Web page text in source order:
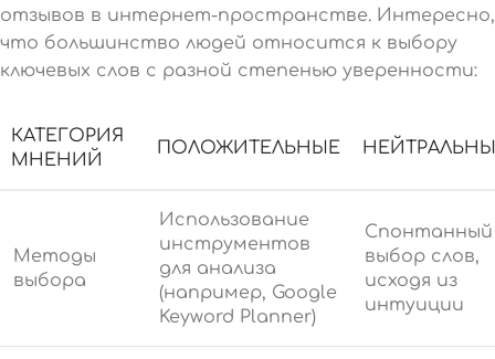
отзывов в интернет-пространстве. Интересно,
что большинство людей относится к выбору
ключевых слов с разной степенью уверенности:
КАТЕГОРИЯ
МНЕНИЙ
ПОЛОЖИТЕЛЬНЫЕ
Методы
выбора
Использование
инструментов
для анализа
(например, Google
Keyword Planner)
Спонтанный
выбор слов,
исходя из
интуиции